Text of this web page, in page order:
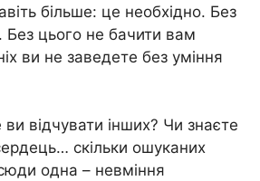
більше: це необхідно. Без
Без цього не бачити вам
ви не заведете без уміння
відчувати інших? Чи знаєте
скільки ошуканих
одна – невміння